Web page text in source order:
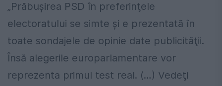
„Prăbuşirea PSD în preferinţele
electoratului se simte şi e prezentată în
toate sondajele de opinie date publicităţii.
Însă alegerile europarlamentare vor
reprezenta primul test real. (…) Vedeţi